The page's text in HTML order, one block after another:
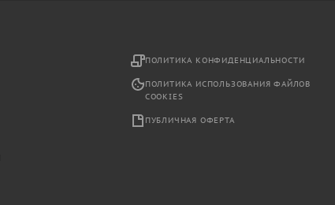
ПОЛИТИКА КОНФИДЕНЦИАЛЬНОСТИ
ПОЛИТИКА ИСПОЛЬЗОВАНИЯ ФАЙЛОВ
COOKIES
ПУБЛИЧНАЯ ОФЕРТА